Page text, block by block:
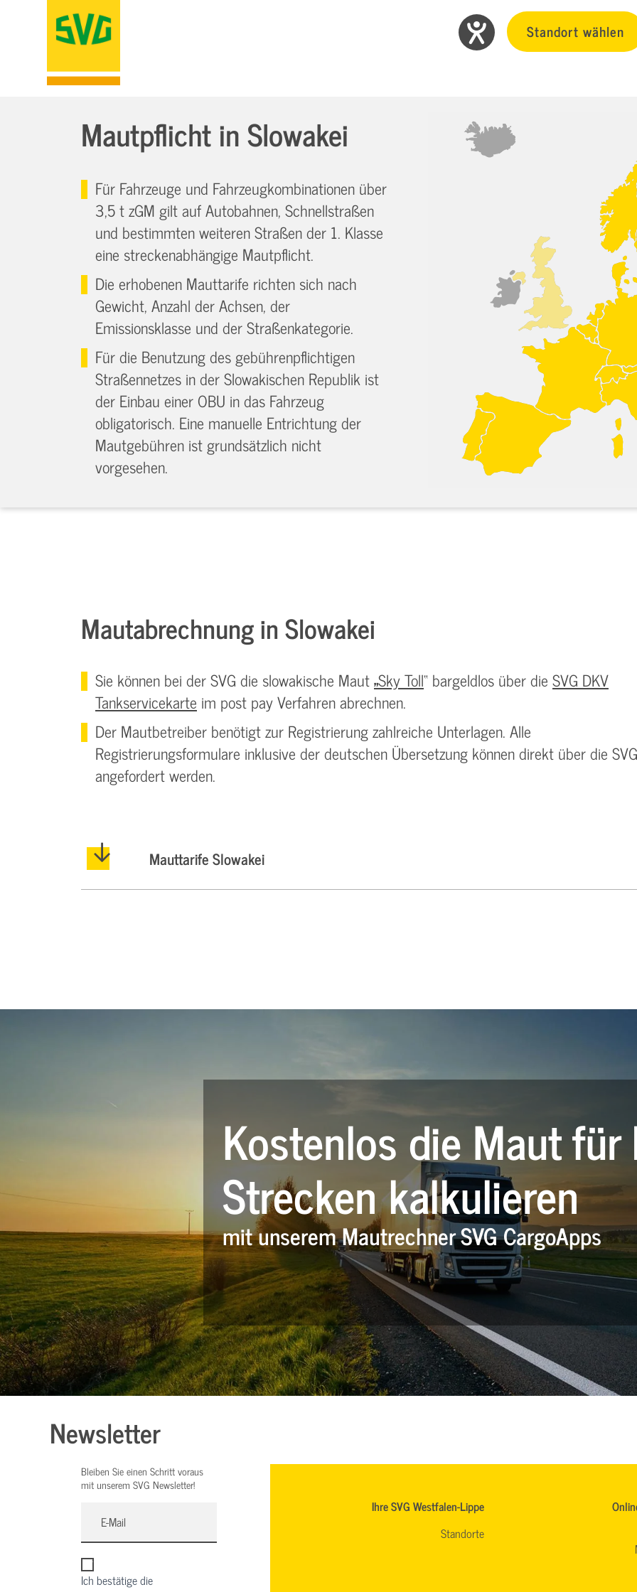
Standort wählen
Mautpflicht in Slowakei
Für Fahrzeuge und Fahrzeugkombinationen über
3,5 t zGM gilt auf Autobahnen, Schnellstraßen
und bestimmten weiteren Straßen der 1. Klasse
eine streckenabhängige Mautpflicht.
Die erhobenen Mauttarife richten sich nach
Gewicht, Anzahl der Achsen, der
Emissionsklasse und der Straßenkategorie.
Für die Benutzung des gebührenpflichtigen
Straßennetzes in der Slowakischen Republik ist
der Einbau einer OBU in das Fahrzeug
obligatorisch. Eine manuelle Entrichtung der
Mautgebühren ist grundsätzlich nicht
vorgesehen.
Mautabrechnung in Slowakei
Sie können bei der SVG die slowakische Maut„Sky Toll“ bargeldlos über dieSVG DKV
Tankservicekarte im post pay Verfahren abrechnen.
Der Mautbetreiber benötigt zur Registrierung zahlreiche Unterlagen. Alle
Registrierungsformulare inklusive der deutschen Übersetzung können direkt über die SVG
angefordert werden.
Mauttarife Slowakei
Kostenlos die Maut für
Strecken kalkulieren
mit unserem Mautrechner SVG CargoApps
Newsletter
Bleiben Sie einen Schritt voraus
mit unserem SVG Newsletter!
Ich bestätige die
Ihre SVG Westfalen-Lippe
Standorte